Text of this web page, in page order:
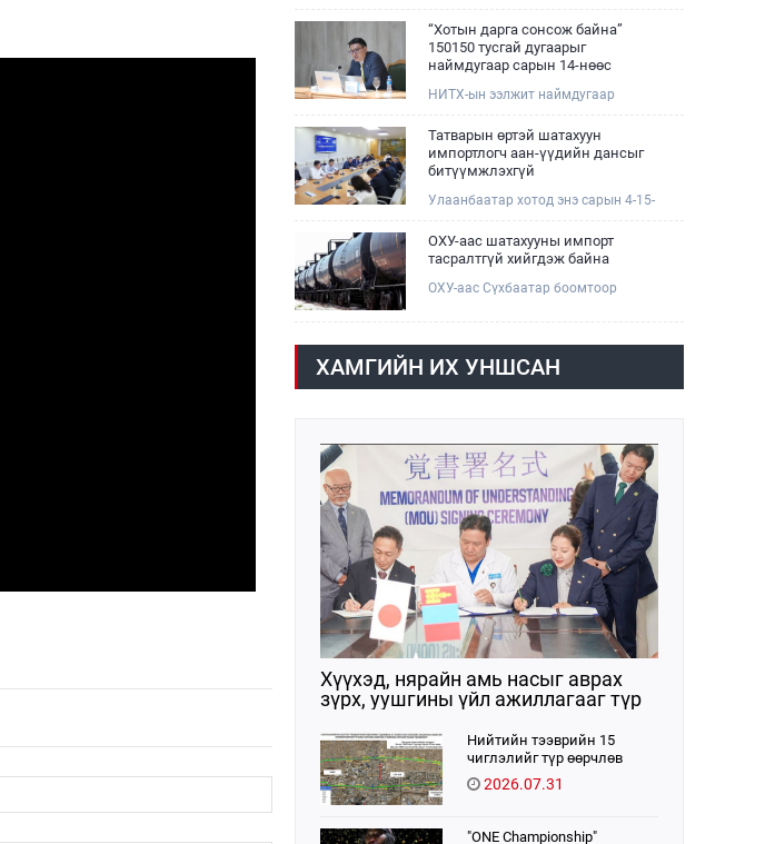
200 гаруйг нь арилгуулаад байна.
хонь сарын 23-ны өлзий
дэмбэрэлтэй өдөр /2026.08.06/
Сутай хайрхны тэнгэрийг тайх
төрийн тахилга боллоо.
“Хотын дарга сонсож байна”
150150 тусгай дугаарыг
наймдугаар сарын 14-нөөс
НИТХ-ын ээлжит наймдугаар
хуралдаанаар нийслэлийн нутгийн
захиргааны байгууллага, албан
тушаалтанд 2025, 2026 оны эхний
хагас жилийн байдлаар иргэдээс
ирсэн өргөдөл, гомдлын
мэдээллийг сонслоо.
Татварын өртэй шатахуун
импортлогч аан-үүдийн дансыг
битүүмжлэхгүй
Улаанбаатар хотод энэ сарын 4-15-
дугаарын зохицуулалтаар нэг удаа
50,000 төгрөгт автобензин олгож
буй. Эхний үр дүнд, шатахуун түгээх
станцуудын өдрийн борлуулалт
Ашигт малтмал, газрын тосны
газраас танилцууллаа.
ОХУ-аас шатахууны импорт
тасралтгүй хийгдэж байна
ОХУ-аас Сүхбаатар боомтоор
Наймдугаар сарын 06-ны өдөр
/02:30 цагт/ 7 вагон буюу 420 тонн
АИ-92 автобензин орж иржээ.
ХАМГИЙН ИХ УНШСАН
Хүүхэд, нярайн амь насыг аврах
зүрх, уушгины үйл ажиллагааг түр
ЭХЭМҮТ-д нэвтрүүлнэНийтийн тээврийн 15
чиглэлийг түр өөрчлөв
2026.07.31
"ONE Championship"